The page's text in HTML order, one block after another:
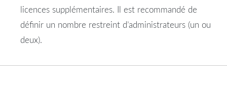
licences supplémentaires. Il est recommandé de
définir un nombre restreint d’administrateurs (un ou
deux).